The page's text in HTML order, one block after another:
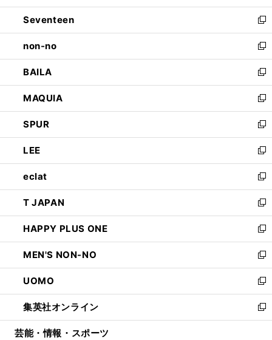
開
く
ウ
で
開
く
ン
ド
ウ
で
開
く
Seventeen
新
し
い
ウ
ィ
ン
ド
ウ
で
開
く
non-no
新
し
い
ウ
ィ
ン
ド
ウ
で
開
く
BAILA
新
し
い
ウ
ィ
ン
ド
ウ
で
開
く
MAQUIA
新
し
い
ウ
ィ
ン
ド
ウ
で
開
く
SPUR
新
し
い
ウ
ィ
ン
ド
ウ
で
開
く
LEE
新
し
い
ウ
ィ
ン
ド
ウ
で
開
く
eclat
新
し
い
ウ
ィ
ン
ド
ウ
で
開
く
T JAPAN
新
し
い
ウ
ィ
ン
ド
ウ
で
開
HAPPY PLUS ONE
新
し
い
ウ
ィ
ン
ド
ウ
MEN'S NON-NO
新
し
い
ウ
ィ
ン
UOMO
新
し
い
ウ
集英社オンライン
新
し
芸能・情報・スポーツ